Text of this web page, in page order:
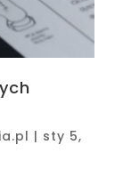
| sty 5,